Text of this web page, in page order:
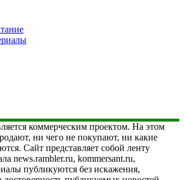
коммерческим проектом. На этом
ни чего не покупают, ни какие
Сайт представляет собой ленту
news.rambler.ru, kommersant.ru,
публикуются без искажения,